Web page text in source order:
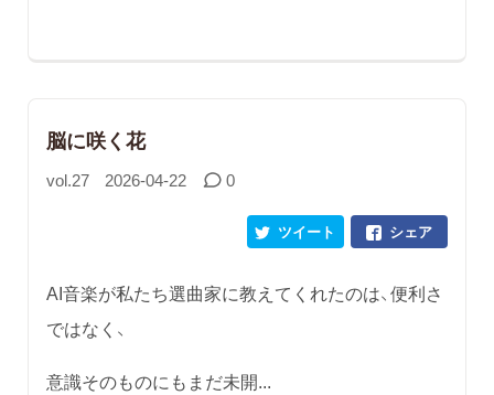
脳に咲く花
vol.27 2026-04-22 0
シェア
ツイート
AI音楽が私たち選曲家に教えてくれたのは、便利さ
ではなく、
意識そのものにもまだ未開...